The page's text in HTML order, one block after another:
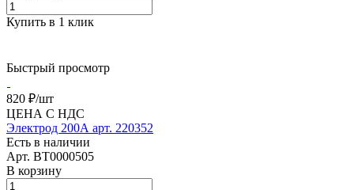
Купить в 1 клик
Быстрый просмотр
820 ₽/шт
ЦЕНА С НДС
Электрод 200А арт. 220352
Есть в наличии
Арт. BT0000505
В корзину